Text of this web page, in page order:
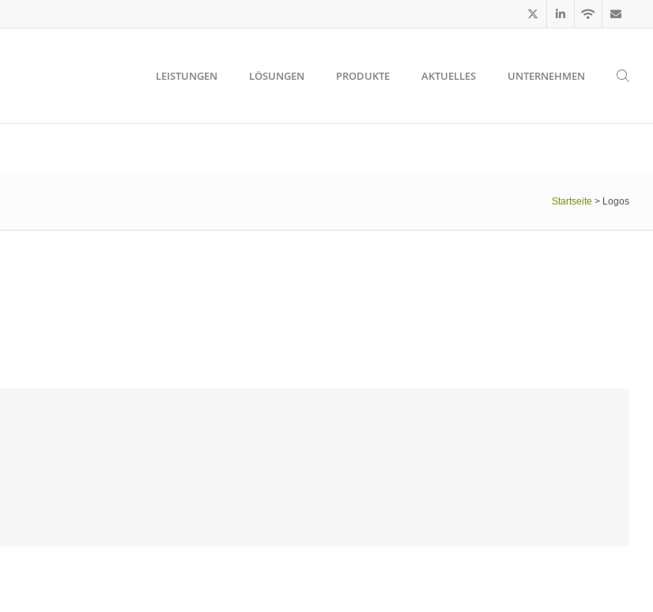
LEISTUNGEN LÖSUNGEN PRODUKTE AKTUELLES UNTERNEHMEN
Startseite > Logos